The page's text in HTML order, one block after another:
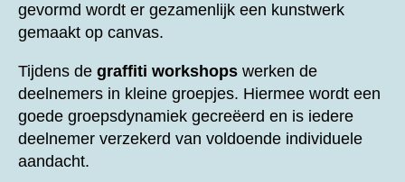
gevormd wordt er gezamenlijk een kunstwerk
gemaakt op canvas.
Tijdens de graffiti workshops werken de
deelnemers in kleine groepjes. Hiermee wordt een
goede groepsdynamiek gecreëerd en is iedere
deelnemer verzekerd van voldoende individuele
aandacht.